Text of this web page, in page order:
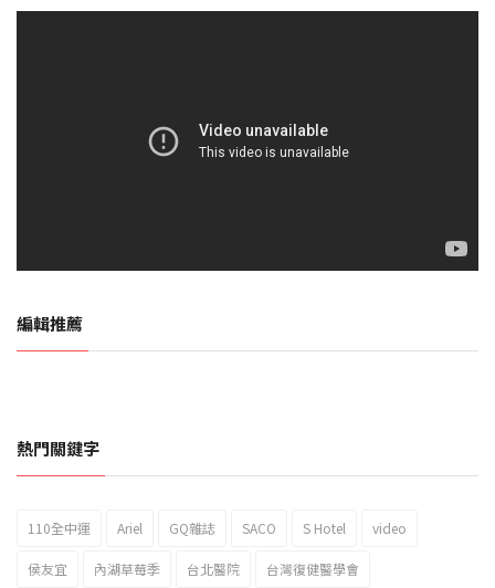
編輯推薦
2023新北市北海岸國際風箏節「風在石起」霸氣回歸
熱門關鍵字
110全中運 Ariel GQ雜誌 SACO S Hotel video
侯友宜 內湖草莓季 台北醫院 台灣復健醫學會